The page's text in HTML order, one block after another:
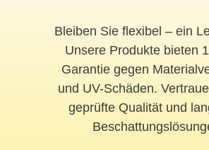
Bleiben Sie flexibel – ein
Unsere Produkte bieten
Garantie gegen
und UV-Schäden.
geprüfte Qualität und